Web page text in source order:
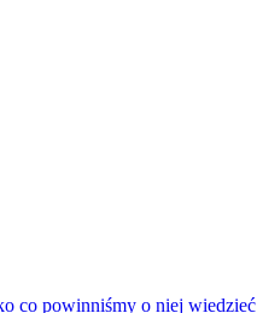
co powinniśmy o niej wiedzieć